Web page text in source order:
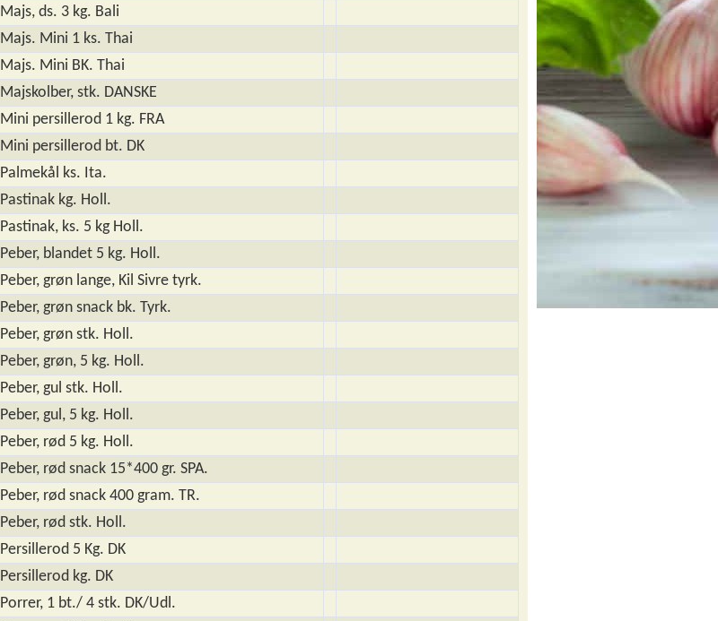
Majs, ds. 3 kg. Bali
Majs. Mini 1 ks. Thai
Majs. Mini BK. Thai
Majskolber, stk. DANSKE
Mini persillerod 1 kg. FRA
Mini persillerod bt. DK
Palmekål ks. Ita.
Pastinak kg. Holl.
Pastinak, ks. 5 kg Holl.
Peber, blandet 5 kg. Holl.
Peber, grøn lange, Kil Sivre tyrk.
Peber, grøn snack bk. Tyrk.
Peber, grøn stk. Holl.
Peber, grøn, 5 kg. Holl.
Peber, gul stk. Holl.
Peber, gul, 5 kg. Holl.
Peber, rød 5 kg. Holl.
Peber, rød snack 15*400 gr. SPA.
Peber, rød snack 400 gram. TR.
Peber, rød stk. Holl.
Persillerod 5 Kg. DK
Persillerod kg. DK
Porrer, 1 bt./ 4 stk. DK/Udl.